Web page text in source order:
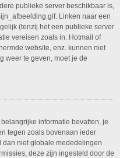
publieke server beschikbaar is,
Linken naar een
(tenzij het een publieke server
vereisen zoals in: Hotmail of
website, enz. kunnen niet
weer te geven, moet je de
informatie bevatten, je
tegen zoals bovenaan ieder
dan niet globale mededelingen
deze zijn ingesteld door de